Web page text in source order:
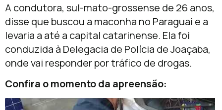
A condutora, sul-mato-grossense de 26 anos,
disse que buscou a maconha no Paraguai e a
levaria a até a capital catarinense. Ela foi
conduzida à Delegacia de Polícia de Joaçaba,
onde vai responder por tráfico de drogas.
Confira o momento da apreensão: